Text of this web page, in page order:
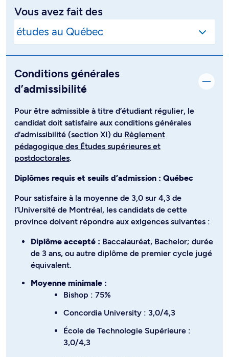
Vous avez fait des
Conditions générales
d’admissibilité
Pour être admissible à titre d’étudiant régulier, le
candidat doit satisfaire aux conditions générales
d’admissibilité (section XI) du Règlement
pédagogique des Études supérieures et
postdoctorales.
Diplômes requis et seuils d’admission : Québec
Pour satisfaire à la moyenne de 3,0 sur 4,3 de
l’Université de Montréal, les candidats de cette
province doivent répondre aux exigences suivantes :
Diplôme accepté : Baccalauréat, Bachelor; durée
de 3 ans, ou autre diplôme de premier cycle jugé
équivalent.
Moyenne minimale :
Bishop : 75%
Concordia University : 3,0/4,3
École de Technologie Supérieure :
3,0/4,3